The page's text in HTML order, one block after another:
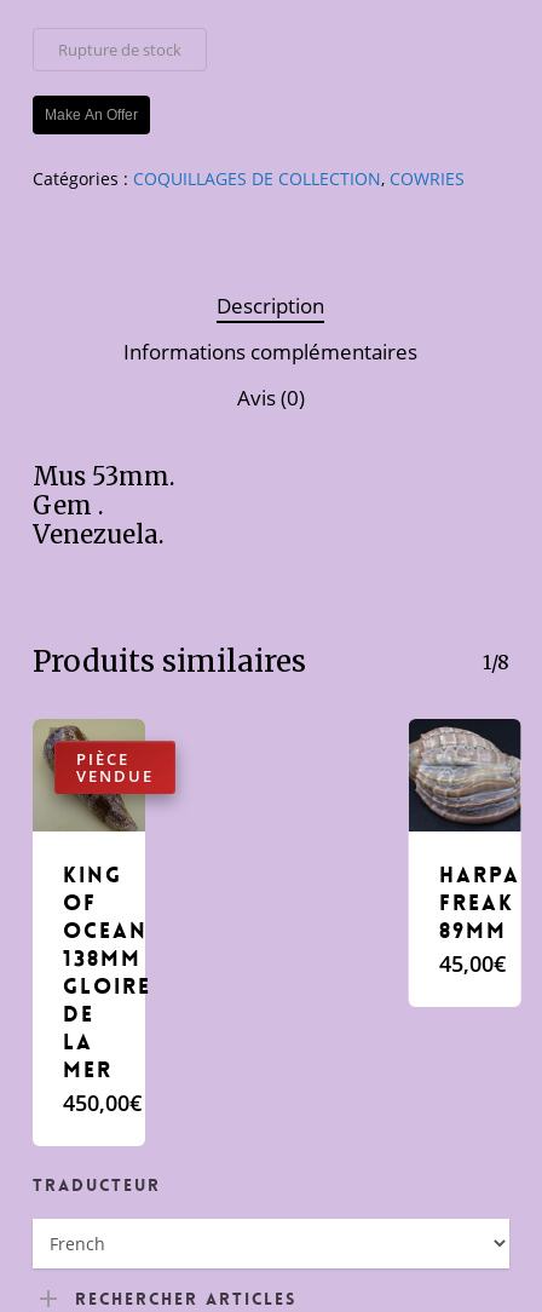
Rupture de stock
Make An Offer
Catégories : COQUILLAGES DE COLLECTION, COWRIES
Description
Informations complémentaires
Avis (0)
Mus 53mm.
Gem .
Venezuela.
Produits similaires 1/8
King
of
Ocean
138mm
Gloire
de
la
mer
450,00€
harpa
freak
89mm
45,00€
Traducteur
Rechercher Articles